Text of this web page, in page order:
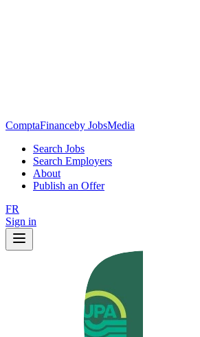
ComptaFinanceby JobsMedia
Search Jobs
Search Employers
About
Publish an Offer
FR
Sign in